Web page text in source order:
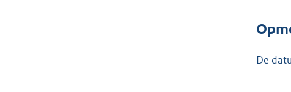
De